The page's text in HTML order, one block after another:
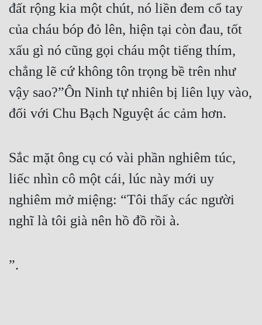
đất rộng kia một chút, nó liền đem cổ tay
của cháu bóp đỏ lên, hiện tại còn đau, tốt
xấu gì nó cũng gọi cháu một tiếng thím,
chẳng lẽ cứ không tôn trọng bề trên như
vậy sao?”Ôn Ninh tự nhiên bị liên lụy vào,
đối với Chu Bạch Nguyệt ác cảm hơn.
Sắc mặt ông cụ có vài phần nghiêm túc,
liếc nhìn cô một cái, lúc này mới uy
nghiêm mở miệng: “Tôi thấy các người
nghĩ là tôi già nên hồ đồ rồi à.
”.